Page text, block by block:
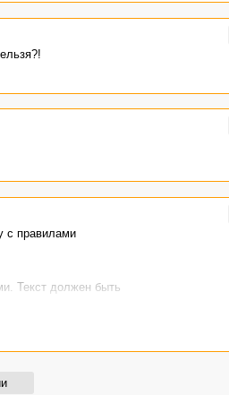
с правилами
Текст должен быть